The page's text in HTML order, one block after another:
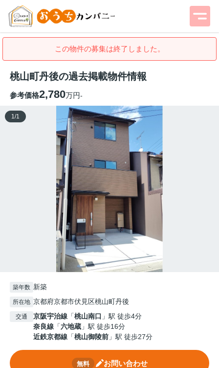
この物件の募集は終了しました。
桃山町丹後の過去掲載物件情報
参考価格2,780万円-
1 /1
築年数 新築
所在地 京都府京都市伏見区桃山町丹後
交通 京阪宇治線 「桃山南口 」駅 徒歩4分
奈良線 「六地蔵 」駅 徒歩16分
近鉄京都線 「桃山御陵前 」駅 徒歩27分
無料 お問い合わせ